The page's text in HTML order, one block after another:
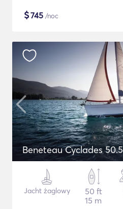
$745 /noc
Beneteau Cyclades 50.5
Jacht żaglowy
50 ft
15 m